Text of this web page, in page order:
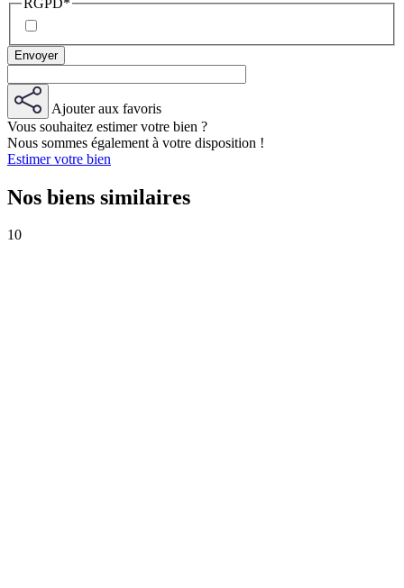
RGPD*
Ajouter aux favoris
Vous souhaitez estimer votre bien ?
Nous sommes également à votre disposition !
Estimer votre bien
Nos biens similaires
10